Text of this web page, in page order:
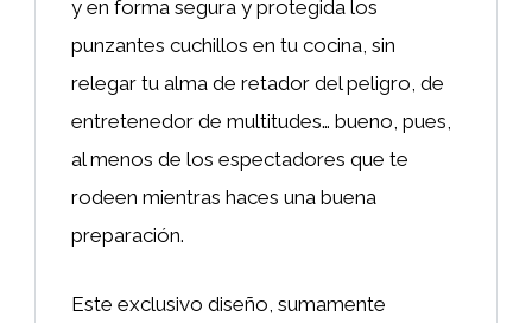
y en forma segura y protegida los
punzantes cuchillos en tu cocina, sin
relegar tu alma de retador del peligro, de
entretenedor de multitudes… bueno, pues,
al menos de los espectadores que te
rodeen mientras haces una buena
preparación.
Este exclusivo diseño, sumamente